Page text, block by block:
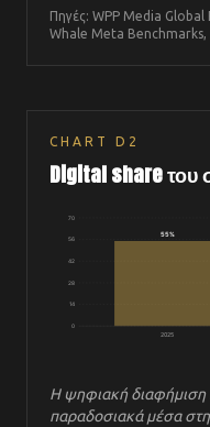
Πηγές: WPP Media
Whale Meta
CHART D2
Digital share του
70
56
42
28
14
0
55%
2025
Η ψηφιακή διαφήμιση
παραδοσιακά μέσα